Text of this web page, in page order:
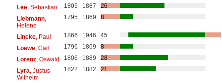
Lee, Sebastian 1805 1887
26
Liebmann,
Helene
1795 1869 8
Lincke, Paul 1866 1946
45
Loewe, Carl 1796 1869
8
Lorenz, Oswald 1806 1889
28
Lyra , Justus
Wilhelm
1822 1882 21